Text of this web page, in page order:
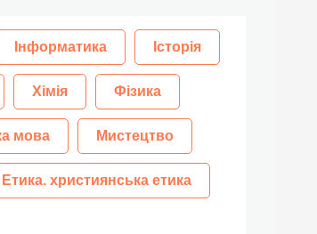
Інформатика Історія
Хімія Фізика
мова Мистецтво
Етика. християнська етика